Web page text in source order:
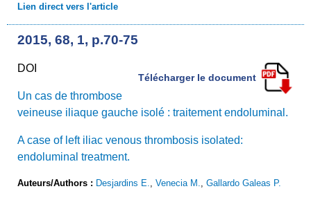
Lien direct vers l'article
2015, 68, 1, p.70-75
DOI
Télécharger le document
Un cas de thrombose
veineuse iliaque gauche isolé : traitement endoluminal.
A case of left iliac venous thrombosis isolated:
endoluminal treatment.
Auteurs/Authors : Desjardins E. Venecia M. Gallardo Galeas P.